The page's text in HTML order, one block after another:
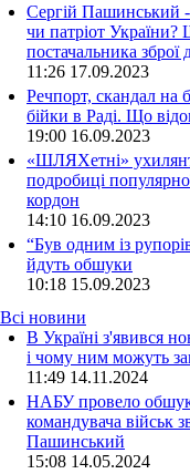
Сергій Пашинський
чи патріот
постачальника
11:26 17.09.2023
Речпорт, скандал на
бійки в Раді. Що
19:00 16.09.2023
«ШЛЯХетні»
подробиці
кордон
14:10 16.09.2023
“Був одним із
йдуть обшуки
10:18 15.09.2023
Всі новини
В Україні з'явився
і чому ним можуть
11:49 14.11.2024
НАБУ провело
командувача військ
Пашинський
15:08 14.05.2024